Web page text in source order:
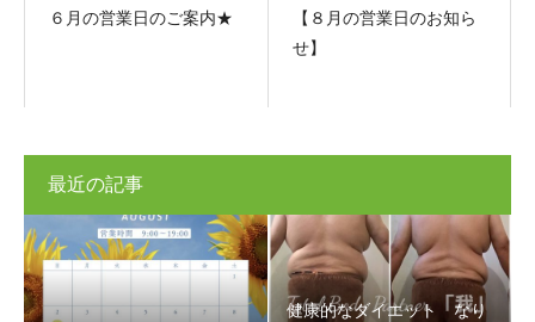
６月の営業日のご案内★
【８月の営業日のお知ら
せ】
最近の記事
健康的なダイエット なり